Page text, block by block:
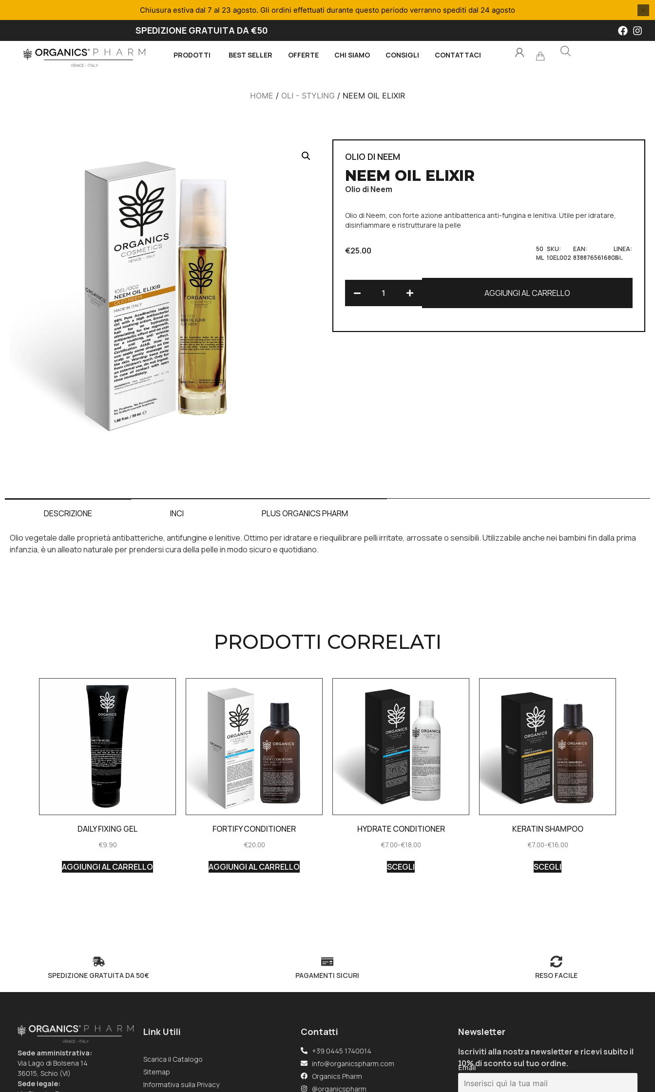
Chiusura estiva dal 7 al 23 agosto. Gli ordini effettuati durante questo periodo verranno spediti dal 24 agosto ×
SPEDIZIONE GRATUITA DA €50
PRODOTTI BEST SELLER OFFERTE CHI SIAMO CONSIGLI CONTATTACI
HOME / OLI - STYLING / NEEM OIL ELIXIR
OLIO DI NEEM
NEEM OIL ELIXIR
Olio di Neem
Olio di Neem, con forte azione antibatterica anti-fungina e lenitiva. Utile per idratare,
disinfiammare e ristrutturare la pelle
€25.00
50
ML
SKU:
10EL002
EAN:
8388765616806
LINEA:
OIL
AGGIUNGI AL CARRELLO
DESCRIZIONE INCI PLUS ORGANICS PHARM
Olio vegetale dalle proprietà antibatteriche, antifungine e lenitive. Ottimo per idratare e riequilibrare pelli irritate, arrossate o sensibili. Utilizzabile anche nei bambini fin dalla prima
infanzia, è un alleato naturale per prendersi cura della pelle in modo sicuro e quotidiano.
PRODOTTI CORRELATI
DAILY FIXING GEL
€9.90
AGGIUNGI AL CARRELLO
FORTIFY CONDITIONER
€20.00
AGGIUNGI AL CARRELLO
HYDRATE CONDITIONER
€7.00-€18.00
SCEGLI
KERATIN SHAMPOO
€7.00-€16.00
SCEGLI
SPEDIZIONE GRATUITA DA 50€ PAGAMENTI SICURI RESO FACILE
Sede amministrativa:
Via Lago di Bolsena 14
36015, Schio (VI)
Sede legale:
Link Utili
Scarica il Catalogo
Sitemap
Informativa sulla Privacy
Contatti
+39 0445 1740014
info@organicspharm.com
Organics Pharm
@organicspharm
Newsletter
Iscriviti alla nostra newsletter e ricevi subito il
10% di sconto sul tuo ordine.
Email